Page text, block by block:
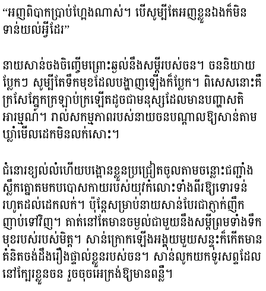
“អញពិបាកប្រាប់ហ្អែងណាស់។ បើសូម្បីតែអញខ្លួនឯងក៏មិន
ទាន់យល់អ្វីដែរ”
នាយសាន់ចងចិញ្ចើមព្រោះឆ្ងល់នឹងសម្តីរបស់ចន។ ចននិយាយ
ប្លែកៗ សូម្បីតែទឹកមុខដែលបង្ហាញឡើងក៏ប្លែក។ ពិសេសនោះគឺ
ក្រសែភ្នែកក្រឡាប់ក្រឡើតដូចជាមនុស្សដែលមានបញ្ហាសតិ
អារម្មណ៍។ រាល់សកម្មភាពរបស់នាយចនបណ្តាលឱ្យសាន់តាម
ឃ្លាំមើលដេកមិនលក់សោះ។
ជំនោរខ្យល់លំហើយបង្អោនខ្លួនប្រជ្រៀតចូលតាមចន្លោះជញ្ជាំង
ស្លឹកត្នោតមកបបោសកាយរបស់យុវកំលោះទាំងពីរឱ្យទោរទន់
រហូតដល់ដេកលក់។ ប៉ុន្តែសម្រាប់នាយសាន់បែរជាភ្ញាក់ញឹក
ញាប់ទៅវិញ។ គាត់នៅតែមានចម្ងល់ជាមួយនឹងសម្តីព្រមទាំងទឹក
មុខរបស់របស់មិត្ត។ សាន់ក្រោកឡើងអង្គុយមួយសន្ទុះក៏កើតមាន
គំនិតចង់ដឹងរឿងផ្ទាល់ខ្លួនរបស់ចន។ សាន់លូកយកទូរសព្ទដែល
នៅក្បែរខ្លួនចន រួចចុចអេក្រង់ឱ្យមានពន្លឺ។